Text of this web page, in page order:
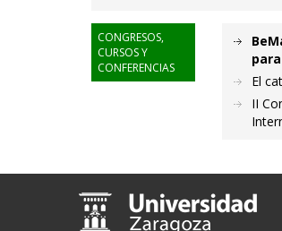
CONGRESOS,
CURSOS Y
CONFERENCIAS
El
II